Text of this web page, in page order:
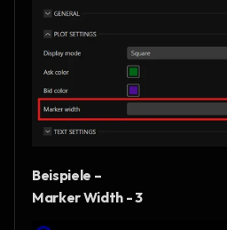
Beispiele –
Marker Width - 3